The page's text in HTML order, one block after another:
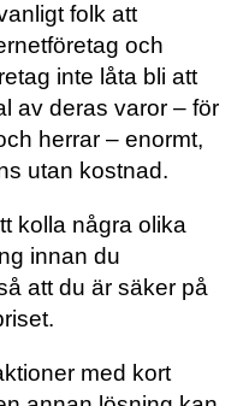
folk att
och
inte låta bli att
av deras varor – för
herrar – enormt,
utan kostnad.
kolla några olika
innan du
att du är säker på
med kort